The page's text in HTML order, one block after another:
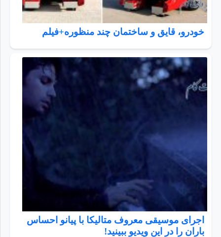
خودرو، قایق و ساختمان چند منظوره+فیلم
اجرای موسیقی معروف متالیکا با پیانو احساس
باران را در این ویدیو ببینید!